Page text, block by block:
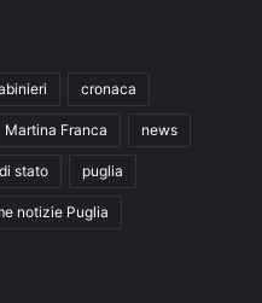
cronaca
Martina Franca news
stato puglia
notizie Puglia